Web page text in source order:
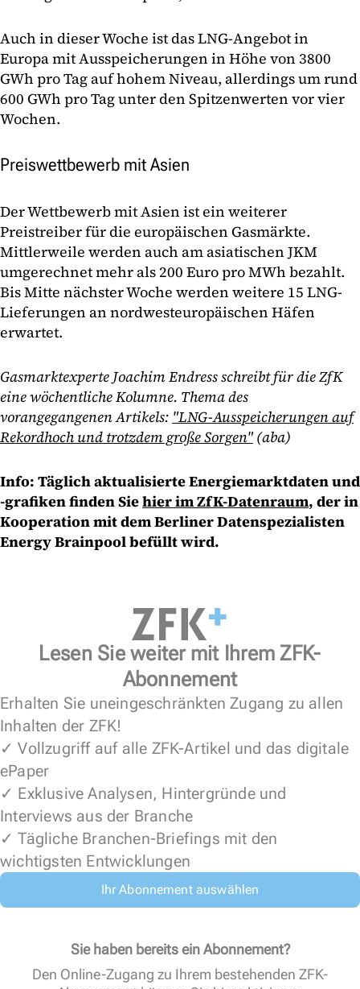
Auch in dieser Woche ist das LNG-Angebot in
Europa mit Ausspeicherungen in Höhe von 3800
GWh pro Tag auf hohem Niveau, allerdings um rund
600 GWh pro Tag unter den Spitzenwerten vor vier
Wochen.
Preiswettbewerb mit Asien
Der Wettbewerb mit Asien ist ein weiterer
Preistreiber für die europäischen Gasmärkte.
Mittlerweile werden auch am asiatischen JKM
umgerechnet mehr als 200 Euro pro MWh bezahlt.
Bis Mitte nächster Woche werden weitere 15 LNG-
Lieferungen an nordwesteuropäischen Häfen
erwartet.
Gasmarktexperte Joachim Endress schreibt für die ZfK
eine wöchentliche Kolumne. Thema des
vorangegangenen Artikels: "LNG-Ausspeicherungen auf
Rekordhoch und trotzdem große Sorgen"(aba)
Info: Täglich aktualisierte Energiemarktdaten und
-grafiken finden Siehier im ZfK-Datenraum, der in
Kooperation mit dem Berliner Datenspezialisten
Energy Brainpool befüllt wird.
Lesen Sie weiter mit Ihrem ZFK-
Abonnement
Erhalten Sie uneingeschränkten Zugang zu allen
Inhalten der ZFK!
✓ Vollzugriff auf alle ZFK-Artikel und das digitale
ePaper
✓ Exklusive Analysen, Hintergründe und
Interviews aus der Branche
✓ Tägliche Branchen-Briefings mit den
wichtigsten Entwicklungen
Ihr Abonnement auswählen
Sie haben bereits ein Abonnement?
Den Online-Zugang zu Ihrem bestehenden ZFK-